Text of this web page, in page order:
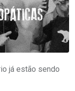
já estão sendo